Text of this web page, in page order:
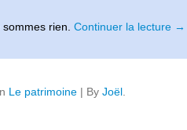
rien. Continuer la lecture →
Le patrimoine | By Joël